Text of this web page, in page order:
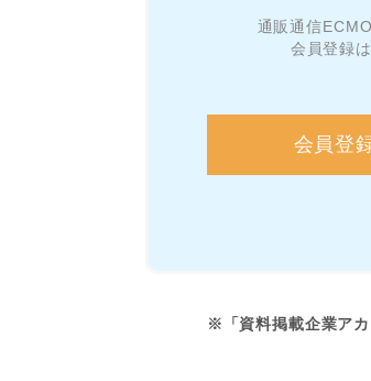
通販通信
会員登録
会員登
※「資料掲載企業アカ